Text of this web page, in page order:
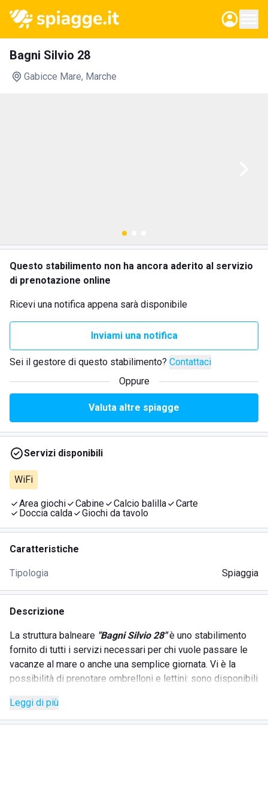
Bagni Silvio 28
Gabicce Mare, Marche
Questo stabilimento non ha ancora aderito al servizio
di prenotazione online
Ricevi una notifica appena sarà disponibile
Inviami una notifica
Sei il gestore di questo stabilimento? Contattaci
Oppure
Valuta altre spiagge
Servizi disponibili
WiFi
Area giochi Cabine Calcio balilla
Carte
Doccia calda
Giochi da tavolo
Caratteristiche
Tipologia Spiaggia
Descrizione
La struttura balneare "Bagni Silvio 28"è uno stabilimento
fornito di tutti i servizi necessari per chi vuole passare le
vacanze al mare o anche una semplice giornata. Vi è la
possibilità di prenotare ombrelloni e lettini: sono disponibili
abbastanza ampio per poter stare comodi.
Leggi di più